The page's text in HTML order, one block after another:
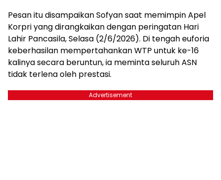
Pesan itu disampaikan Sofyan saat memimpin Apel
Korpri yang dirangkaikan dengan peringatan Hari
Lahir Pancasila, Selasa (2/6/2026). Di tengah euforia
keberhasilan mempertahankan WTP untuk ke-16
kalinya secara beruntun, ia meminta seluruh ASN
tidak terlena oleh prestasi.
Advertisement